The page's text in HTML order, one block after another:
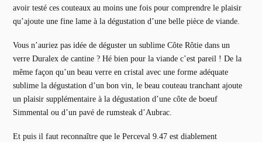
avoir testé ces couteaux au moins une fois pour comprendre le plaisir
qu’ajoute une fine lame à la dégustation d’une belle pièce de viande.
Vous n’auriez pas idée de déguster un sublime Côte Rôtie dans un
verre Duralex de cantine ? Hé bien pour la viande c’est pareil ! De la
même façon qu’un beau verre en cristal avec une forme adéquate
sublime la dégustation d’un bon vin, le beau couteau tranchant ajoute
un plaisir supplémentaire à la dégustation d’une côte de boeuf
Simmental ou d’un pavé de rumsteak d’Aubrac.
Et puis il faut reconnaître que le Perceval 9.47 est diablement